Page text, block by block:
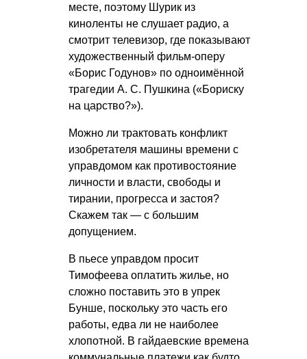
месте, поэтому Шурик из
киноленты не слушает радио, а
смотрит телевизор, где показывают
художественный фильм-оперу
«Борис Годунов» по одноимённой
трагедии А. С. Пушкина («Бориску
на царство?»).
Можно ли трактовать конфликт
изобретателя машины времени с
управдомом как противостояние
личности и власти, свободы и
тирании, прогресса и застоя?
Скажем так — с большим
допущением.
В пьесе управдом просит
Тимофеева оплатить жилье, но
сложно поставить это в упрек
Бунше, поскольку это часть его
работы, едва ли не наиболее
хлопотной. В гайдаевские времена